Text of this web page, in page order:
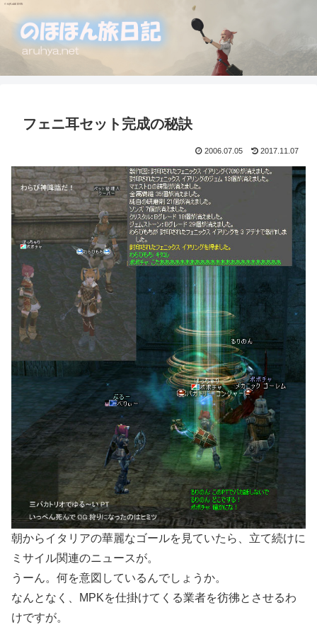
フェニ耳セット完成の秘訣
2006.07.05 2017.11.07
朝からイタリアの華麗なゴールを見ていたら、立て続けに
ミサイル関連のニュースが。
うーん。何を意図しているんでしょうか。
なんとなく、MPKを仕掛けてくる業者を彷彿とさせるわ
けですが。